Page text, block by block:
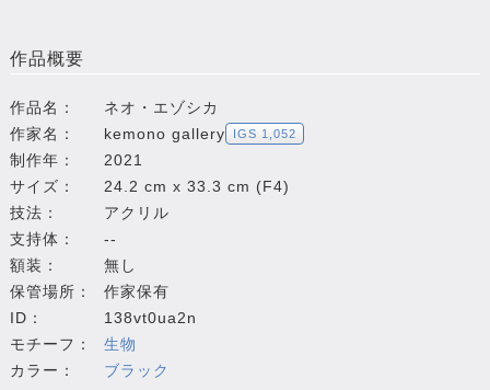
作品概要
作品名：
ネオ・エゾシカ
作家名：
kemono gallery IGS 1,052
制作年：
2021
サイズ：
24.2 cm x 33.3 cm (F4)
技法：
アクリル
支持体：
--
額装：
無し
保管場所：
作家保有
ID：
138vt0ua2n
モチーフ：
生物
カラー：
ブラック